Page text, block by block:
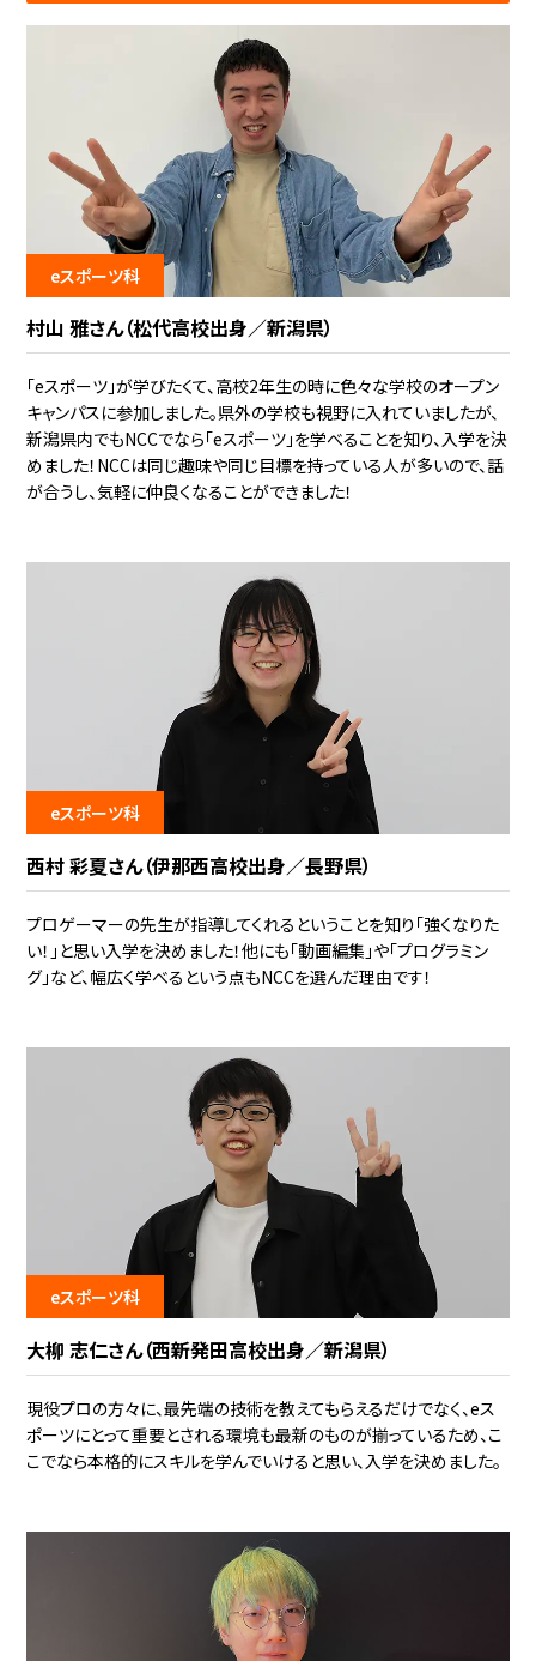
eスポーツ科
村山 雅さん（松代高校出身／新潟県）
「eスポーツ」が学びたくて、高校2年生の時に色々な学校のオープン
キャンパスに参加しました。県外の学校も視野に入れていましたが、
新潟県内でもNCCでなら「eスポーツ」を学べることを知り、入学を決
めました！NCCは同じ趣味や同じ目標を持っている人が多いので、話
が合うし、気軽に仲良くなることができました！
eスポーツ科
西村 彩夏さん（伊那西高校出身／長野県）
プロゲーマーの先生が指導してくれるということを知り「強くなりた
い！」と思い入学を決めました！他にも「動画編集」や「プログラミン
グ」など、幅広く学べるという点もNCCを選んだ理由です！
eスポーツ科
大柳 志仁さん（西新発田高校出身／新潟県）
現役プロの方々に、最先端の技術を教えてもらえるだけでなく、eス
ポーツにとって重要とされる環境も最新のものが揃っているため、こ
こでなら本格的にスキルを学んでいけると思い、入学を決めました。